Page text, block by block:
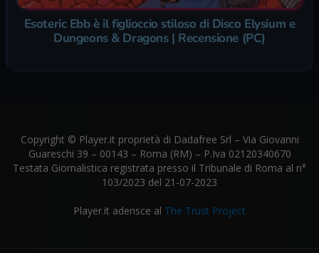
Esoteric Ebb è il figlioccio stiloso di Disco Elysium e
Dungeons & Dragons | Recensione (PC)
Copyright © Player.it proprietà di Dadafree Srl – Via Giovanni
Guareschi 39 – 00143 – Roma (RM) – P.Iva 02120340670
Testata Giornalistica registrata presso il Tribunale di Roma al n°
103/2023 del 21-07-2023
Player.it aderisce al The Trust Project